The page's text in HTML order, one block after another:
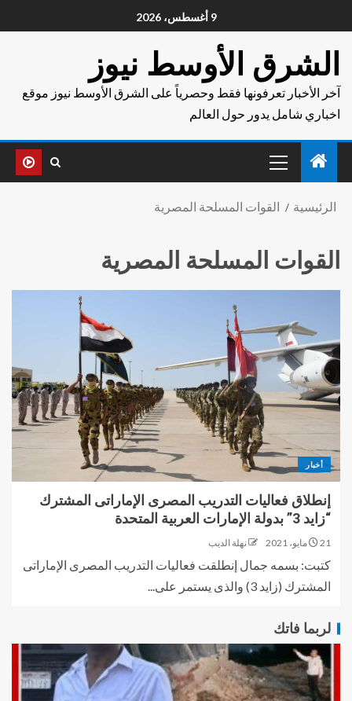
9 أغسطس، 2026
الشرق الأوسط نيوز
آخر الأخبار تعرفونها فقط وحصرياً على الشرق الأوسط نيوز موقع
اخباري شامل يدور حول العالم
الرئيسية القوات المسلحة المصرية
القوات المسلحة المصرية
أخبار
إنطلاق فعاليات التدريب المصرى الإماراتى المشترك
“زايد 3” بدولة الإمارات العربية المتحدة
21 مايو، 2021 نهلة الديب
كتبت: بسمه جمال إنطلقت فعاليات التدريب المصرى الإماراتى
المشترك (زايد 3) والذى يستمر على...
لربما فاتك